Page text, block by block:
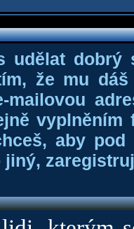
udělat dobrý
že mu
mailovou
aby
jiný,